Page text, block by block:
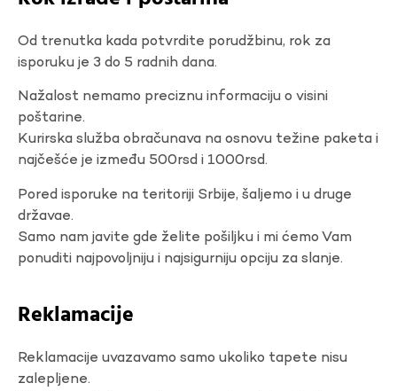
Od trenutka kada potvrdite porudžbinu, rok za
isporuku je 3 do 5 radnih dana.
Nažalost nemamo preciznu informaciju o visini
poštarine.
Kurirska služba obračunava na osnovu težine paketa i
najčešće je između 500rsd i 1000rsd.
Pored isporuke na teritoriji Srbije, šaljemo i u druge
državae.
Samo nam javite gde želite pošiljku i mi ćemo Vam
ponuditi najpovoljniju i najsigurniju opciju za slanje.
Reklamacije
Reklamacije uvazavamo samo ukoliko tapete nisu
zalepljene.